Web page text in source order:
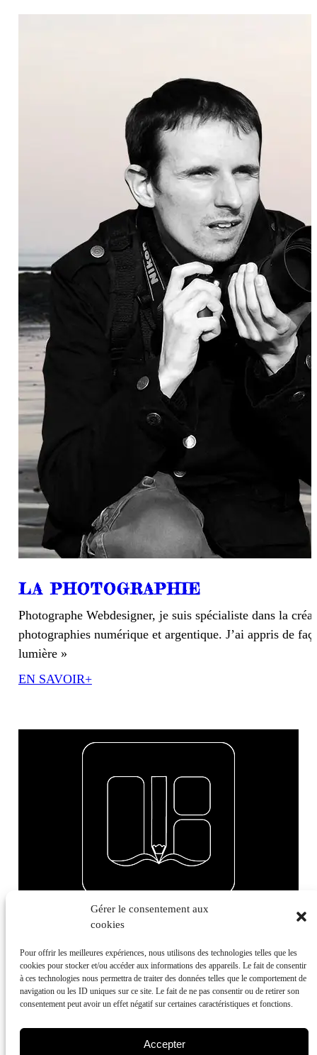
Gérer le consentement aux
cookies
Pour offrir les meilleures expériences, nous utilisons des technologies telles que les
cookies pour stocker et/ou accéder aux informations des appareils. Le fait de consentir
à ces technologies nous permettra de traiter des données telles que le comportement de
navigation ou les ID uniques sur ce site. Le fait de ne pas consentir ou de retirer son
consentement peut avoir un effet négatif sur certaines caractéristiques et fonctions.
Accepter
LA PHOTOGRAPHIE
Photographe Webdesigner, je suis spécialiste dans la
photographies numérique et argentique. J’ai appris de
lumière »
EN SAVOIR+
LAURENT
BOUCHER